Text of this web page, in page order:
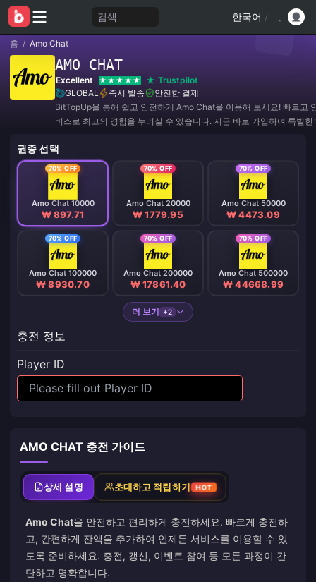
검색 한국어 /
홈 / Amo Chat
AMO CHAT
Excellent
Trustpilot
GLOBAL
즉시 발송
안전한 결제
BitTopUp을 통해 쉽고 안전하게 Amo Chat을 이용해 보세요! 빠르고
비스로 최고의 경험을 누리실 수 있습니다. 지금 바로 가입하여 특별한
권종 선택
70% OFF
Amo Chat 10000
₩ 897.71
70% OFF
Amo Chat 20000
₩ 1779.95
70% OFF
Amo Chat 50000
₩ 4473.09
70% OFF
Amo Chat 100000
₩ 8930.70
70% OFF
Amo Chat 200000
₩ 17861.40
70% OFF
Amo Chat 500000
₩ 44668.99
더 보기 +2
충전 정보
Player ID
AMO CHAT 충전 가이드
상세 설명 초대하고 적립하기 HOT
Amo Chat을 안전하고 편리하게 충전하세요. 빠르게 충전하
고, 간편하게 잔액을 추가하여 언제든 서비스를 이용할 수 있
도록 준비하세요. 충전, 갱신, 이벤트 참여 등 모든 과정이 간
단하고 명확합니다.